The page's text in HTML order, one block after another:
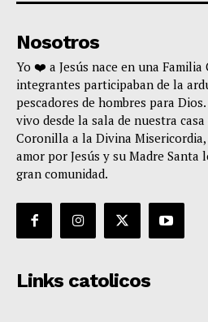
Nosotros
Yo ❤️ a Jesús nace en una
integrantes participaban de la
pescadores de hombres para
vivo desde la sala de nuestra
Coronilla a la Divina
amor por Jesús y su Madre
gran comunidad.
Links catolicos